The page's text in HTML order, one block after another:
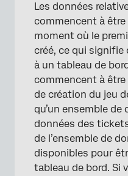
Les données
commencent à être
moment où le
créé, ce qui signifie
à un tableau de
commencent à être
de création du jeu
qu’un ensemble de
données des
de l’ensemble de
disponibles pour
tableau de bord. Si